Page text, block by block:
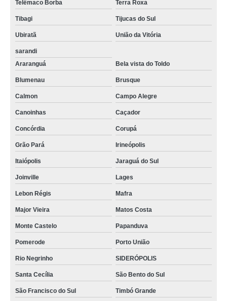
Telêmaco Borba Terra Roxa
Tibagi Tijucas do Sul
Ubiratã União da Vitória
sarandi
Araranguá
Bela vista do Toldo
Blumenau Brusque
Calmon Campo Alegre
Canoinhas Caçador
Concórdia Corupá
Grão Pará Irineópolis
Itaiópolis Jaraguá do Sul
Joinville Lages
Lebon Régis Mafra
Major Vieira Matos Costa
Monte Castelo Papanduva
Pomerode Porto União
Rio Negrinho SIDERÓPOLIS
Santa Cecília São Bento do Sul
São Francisco do Sul Timbó Grande